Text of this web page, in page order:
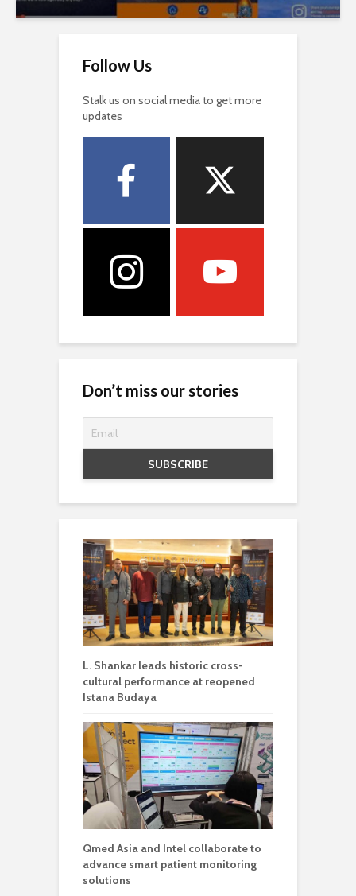
Follow Us
Stalk us on social media to get more
updates
Don’t miss our stories
L. Shankar leads historic cross-
cultural performance at reopened
Istana Budaya
Qmed Asia and Intel collaborate to
advance smart patient monitoring
solutions